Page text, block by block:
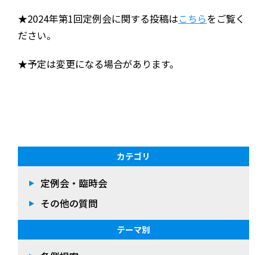
★2024年第1回定例会に関する投稿はこちらをご覧く
ださい。
★予定は変更になる場合があります。
カテゴリ
定例会・臨時会
その他の質問
テーマ別